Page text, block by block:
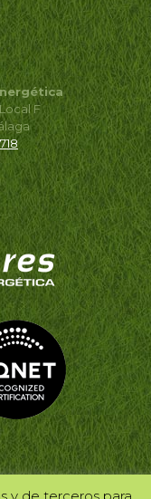
F
y de terceros para